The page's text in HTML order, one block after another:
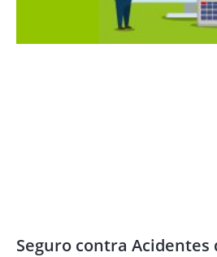
Seguro contra Acidentes